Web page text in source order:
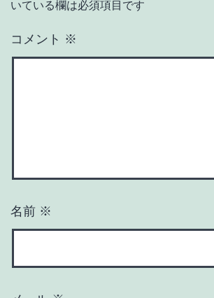
いている欄は必須項目です
コメント ※
名前 ※